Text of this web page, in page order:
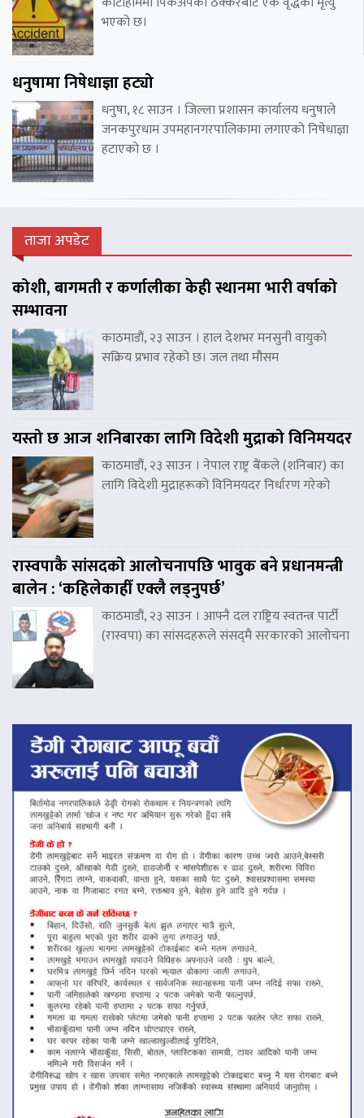
भएको छ।
धनुषामा निषेधाज्ञा हट्यो
धनुषा, १८ साउन । जिल्ला प्रशासन कार्यालय धनुषाले
जनकपुरधाम उपमहानगरपालिकामा लगाएको निषेधाज्ञा
हटाएको छ ।
ताजा अपडेट
कोशी, बागमती र कर्णालीका केही स्थानमा भारी वर्षाको
सम्भावना
काठमाडौं, २३ साउन । हाल देशभर मनसुनी वायुको
सक्रिय प्रभाव रहेको छ। जल तथा मौसम
यस्तो छ आज शनिबारका लागि विदेशी मुद्राको विनिमयदर
काठमाडौं, २३ साउन । नेपाल राष्ट्र बैंकले (शनिबार) का
लागि विदेशी मुद्राहरूको विनिमयदर निर्धारण गरेको
रास्वपाकै सांसदको आलोचनापछि भावुक बने प्रधानमन्त्री
बालेन : ‘कहिलेकाहीँ एक्लै लड्नुपर्छ’
काठमाडौं, २३ साउन । आफ्नै दल राष्ट्रिय स्वतन्त्र पार्टी
(रास्वपा) का सांसदहरूले संसद्‌मै सरकारको आलोचना